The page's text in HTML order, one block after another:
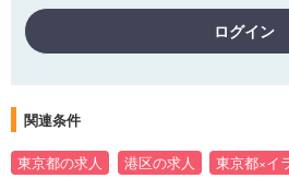
ログイン
関連条件
東京都の求人 港区の求人
東京都×イ